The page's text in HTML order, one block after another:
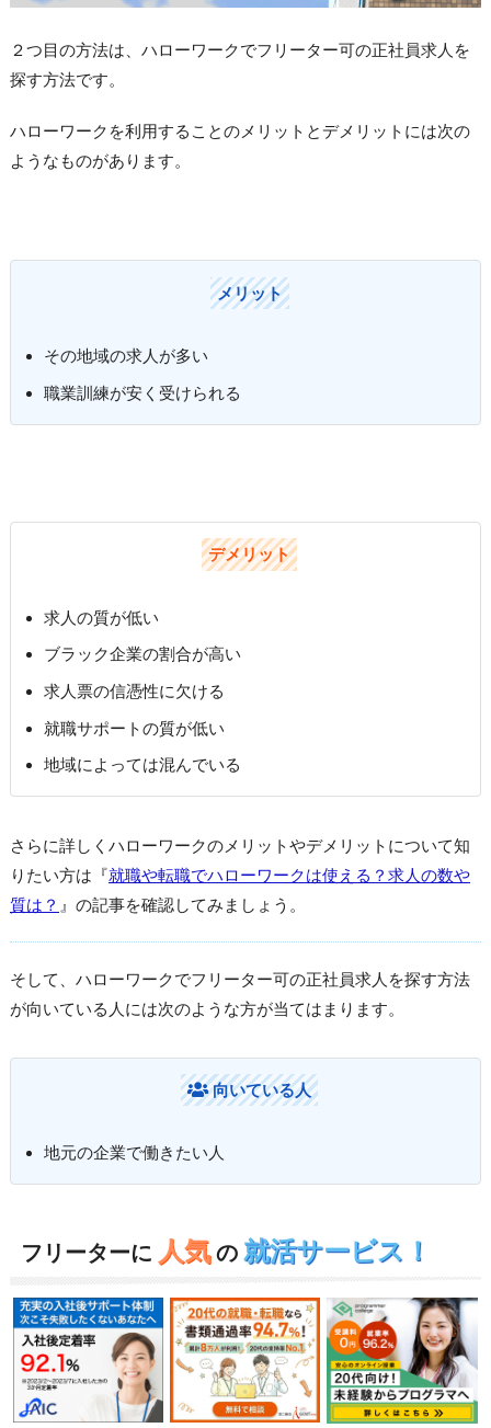
２つ目の方法は、ハローワークでフリーター可の正社員求人を
探す方法です。
ハローワークを利用することのメリットとデメリットには次の
ようなものがあります。
メリット
その地域の求人が多い
職業訓練が安く受けられる
デメリット
求人の質が低い
ブラック企業の割合が高い
求人票の信憑性に欠ける
就職サポートの質が低い
地域によっては混んでいる
さらに詳しくハローワークのメリットやデメリットについて知
りたい方は『就職や転職でハローワークは使える？求人の数や
質は？ 』の記事を確認してみましょう。
そして、ハローワークでフリーター可の正社員求人を探す方法
が向いている人には次のような方が当てはまります。
向いている人
地元の企業で働きたい人
フリーターに 人気の 就活サービス！